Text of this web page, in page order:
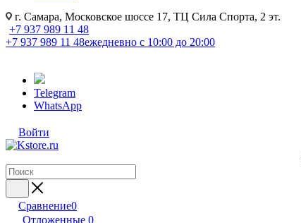
г. Самара, Московское шоссе 17, ТЦ Сила Спорта, 2 эт.
+7 937 989 11 48
+7 937 989 11 48ежедневно с 10:00 до 20:00
Telegram
WhatsApp
Войти
Сравнение0
Отложенные 0